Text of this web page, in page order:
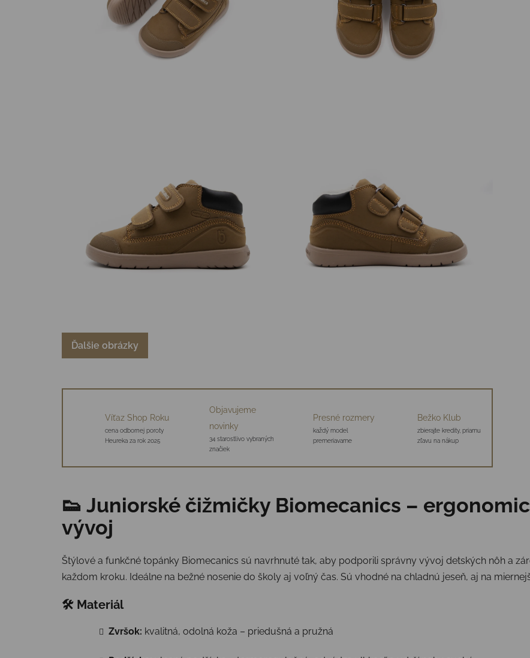
Ďalšie obrázky
Víťaz Shop Roku
cena odbornej poroty
Heureka za rok 2025
Objavujeme
novinky
34 starostlivo vybraných
značiek
Presné rozmery
každý model
premeriavame
Bežko Klub
zbierajte kredity, priamu
zľavu na nákup
👟 Juniorské čižmičky Biomecanics –
vývoj
Štýlové a funkčné topánky Biomecanics sú navrhnuté tak, aby podporili správny vývoj detských nôh a
každom kroku. Ideálne na bežné nosenie do školy aj voľný čas. Sú vhodné na chladnú jeseň, aj na
🛠 Materiál
Zvršok: kvalitná, odolná koža – priedušná a pružná